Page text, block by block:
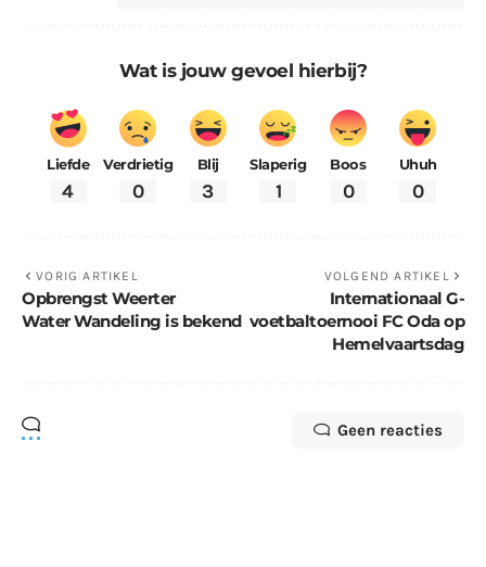
Wat is jouw gevoel hierbij?
Liefde
4
Verdrietig
0
Blij
3
Slaperig
1
Boos
0
Uhuh
0
VORIG ARTIKEL
Opbrengst Weerter
Water Wandeling is bekend
VOLGEND ARTIKEL
Internationaal G-
voetbaltoernooi FC Oda op
Hemelvaartsdag
Geen reacties